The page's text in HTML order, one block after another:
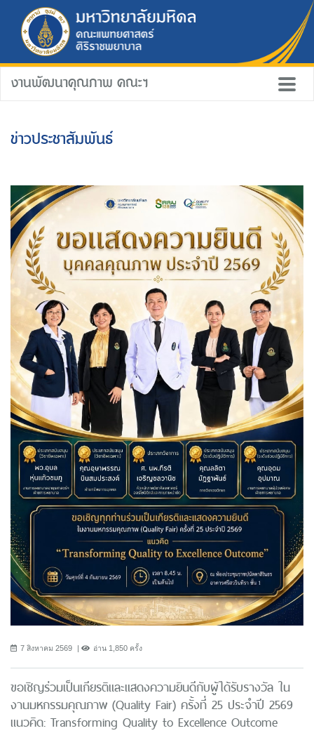
งานพัฒนาคุณภาพ คณะฯ
ข่าวประชาสัมพันธ์
7 สิงหาคม 2569 อ่าน 1,850 ครั้ง
ขอเชิญร่วมเป็นเกียรติและแสดงความยินดีกับผู้ได้รับรางวัล ใน
งานมหกรรมคุณภาพ (Quality Fair) ครั้งที่ 25 ประจำปี 2569
แนวคิด: Transforming Quality to Excellence Outcome